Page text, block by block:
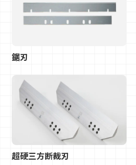
鋸刃
超硬三方断裁刃